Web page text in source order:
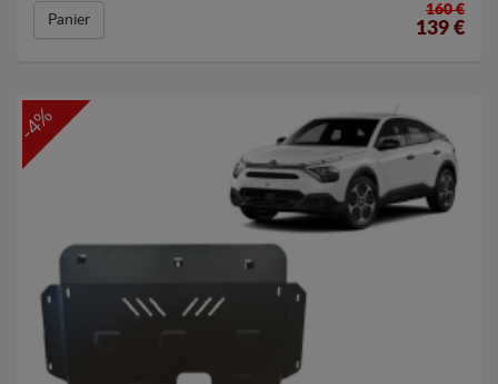
Panier
160 €
139 €
-4%